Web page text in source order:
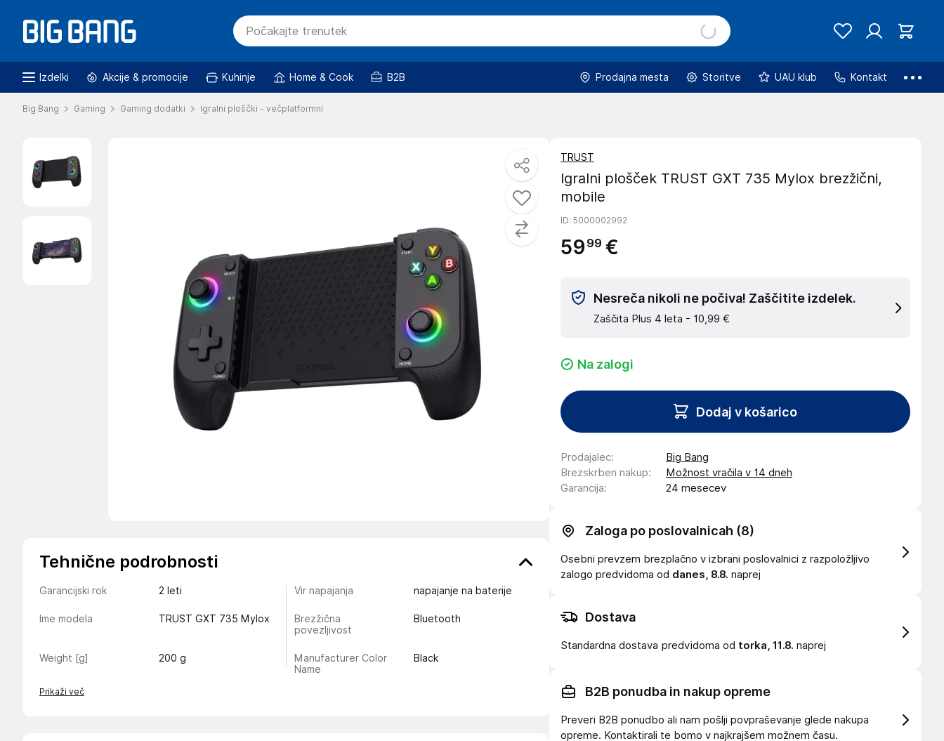
Izdelki Akcije & promocije Kuhinje Home & Cook B2B Prodajna mesta Storitve UAU klub Kontakt
Big Bang Gaming Gaming dodatki Igralni ploščki - večplatformni
Tehnične podrobnosti
Garancijski rok 2 leti Vir napajanja napajanje na baterije
Ime modela TRUST GXT 735 Mylox
Brezžična
povezljivost
Bluetooth
Weight [g] 200 g
Manufacturer Color
Name
Black
Prikaži več
TRUST
Igralni plošček TRUST GXT 735 Mylox brezžični,
mobile
ID: 5000002992
59 99 €
Nesreča nikoli ne počiva! Zaščitite izdelek.
Zaščita Plus 4 leta - 10,99 €
Na zalogi
Dodaj v košarico
Prodajalec:
Big Bang
Brezskrben nakup:
Možnost vračila v 14 dneh
Garancija: 24 mesecev
Zaloga po poslovalnicah (8)
Osebni prevzem brezplačno v izbrani poslovalnici z razpoložljivo
zalogo predvidoma od danes, 8.8. naprej
Dostava
Standardna dostava predvidoma od torka, 11.8. naprej
B2B ponudba in nakup opreme
Preveri B2B ponudbo ali nam pošlji povpraševanje glede nakupa
opreme. Kontaktirali te bomo v najkrajšem možnem času.